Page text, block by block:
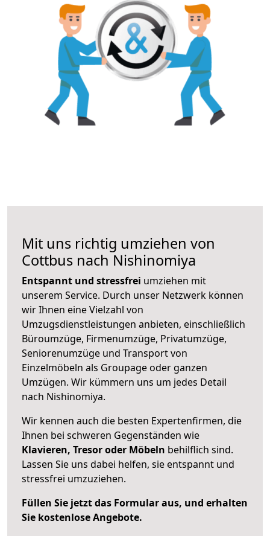
Mit uns richtig umziehen von
Cottbus nach Nishinomiya
Entspannt und stressfrei umziehen mit
unserem Service. Durch unser Netzwerk können
wir Ihnen eine Vielzahl von
Umzugsdienstleistungen anbieten, einschließlich
Büroumzüge, Firmenumzüge, Privatumzüge,
Seniorenumzüge und Transport von
Einzelmöbeln als Groupage oder ganzen
Umzügen. Wir kümmern uns um jedes Detail
nach Nishinomiya.
Wir kennen auch die besten Expertenfirmen, die
Ihnen bei schweren Gegenständen wie
Klavieren, Tresor oder Möbeln behilflich sind.
Lassen Sie uns dabei helfen, sie entspannt und
stressfrei umzuziehen.
Füllen Sie jetzt das Formular aus, und erhalten
Sie kostenlose Angebote.